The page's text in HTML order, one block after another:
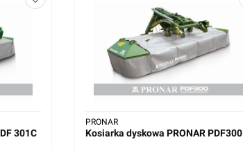
301C Kosiarka dyskowa PRONAR PDF300
PRONAR